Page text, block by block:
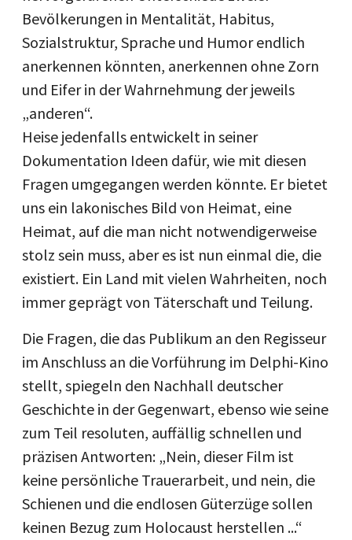
Bevölkerungen in Mentalität, Habitus,
Sozialstruktur, Sprache und Humor endlich
anerkennen könnten, anerkennen ohne Zorn
und Eifer in der Wahrnehmung der jeweils
„anderen“.
Heise jedenfalls entwickelt in seiner
Dokumentation Ideen dafür, wie mit diesen
Fragen umgegangen werden könnte. Er bietet
uns ein lakonisches Bild von Heimat, eine
Heimat, auf die man nicht notwendigerweise
stolz sein muss, aber es ist nun einmal die, die
existiert. Ein Land mit vielen Wahrheiten, noch
immer geprägt von Täterschaft und Teilung.
Die Fragen, die das Publikum an den Regisseur
im Anschluss an die Vorführung im Delphi-Kino
stellt, spiegeln den Nachhall deutscher
Geschichte in der Gegenwart, ebenso wie seine
zum Teil resoluten, auffällig schnellen und
präzisen Antworten: „Nein, dieser Film ist
keine persönliche Trauerarbeit, und nein, die
Schienen und die endlosen Güterzüge sollen
keinen Bezug zum Holocaust herstellen ...“